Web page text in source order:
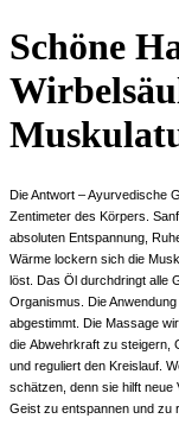
Schöne
Die Antwort – Ayurvedische
Zentimeter des Körpers.
absoluten Entspannung,
Wärme lockern sich die
löst. Das Öl durchdringt alle
Organismus. Die
abgestimmt. Die Massage
die Abwehrkraft zu steigern,
und reguliert den Kreislauf.
schätzen, denn sie hilft neue
Geist zu entspannen und zu